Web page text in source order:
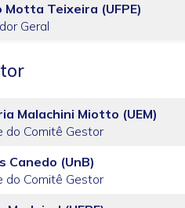
Motta Teixeira (UFPE)
Geral
Malachini Miotto (UEM)
do Comitê Gestor
Canedo (UnB)
do Comitê Gestor